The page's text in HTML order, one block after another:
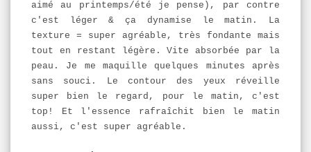
aimé au printemps/été je pense), par contre
c'est léger & ça dynamise le matin. La
texture = super agréable, très fondante mais
tout en restant légère. Vite absorbée par la
peau. Je me maquille quelques minutes après
sans souci. Le contour des yeux réveille
super bien le regard, pour le matin, c'est
top! Et l'essence rafraîchit bien le matin
aussi, c'est super agréable.